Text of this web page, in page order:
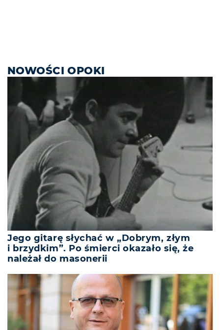
NOWOŚCI OPOKI
Jego gitarę słychać w „Dobrym, złym
i brzydkim”. Po śmierci okazało się, że
należał do masonerii